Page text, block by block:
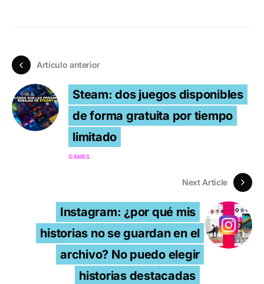
Artículo anterior
Steam: dos juegos disponibles
de forma gratuita por tiempo
limitado
GAMES
Next Article
Instagram: ¿por qué mis
historias no se guardan en el
archivo? No puedo elegir
historias destacadas